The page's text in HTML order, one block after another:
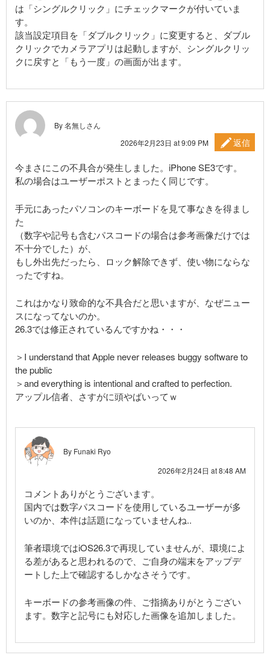
は「シングルクリック」にチェックマークが付いていま
す。
該当設定項目を「ダブルクリック」に変更すると、ダブル
クリックでカメラアプリは起動しますが、シングルクリッ
クに戻すと「もう一度」の画面が出ます。
By 名無しさん
2026年2月23日 at 9:09 PM
返信
今まさにこの不具合が発生しました。iPhone SE3です。
私の場合はユーザーポストとまったく同じです。
手元にあったパソコンのキーボードを見て事なきを得まし
た
（数字や記号も含むパスコードの場合は参考画像だけでは
不十分でした）が、
もし外出先だったら、ロック解除できず、使い物にならな
ったですね。
これはかなり致命的な不具合だと思いますが、なぜニュー
スになってないのか。
26.3では修正されているんですかね・・・
＞I understand that Apple never releases buggy software to
the public
＞and everything is intentional and crafted to perfection.
アップル信者、さすがに頭やばいってｗ
By Funaki Ryo
2026年2月24日 at 8:48 AM
コメントありがとうございます。
国内では数字パスコードを使用しているユーザーが多
いのか、本件は話題になっていませんね..
筆者環境ではiOS26.3で再現していませんが、環境によ
る差があると思われるので、ご自身の端末をアップデ
ートした上で確認するしかなさそうです。
キーボードの参考画像の件、ご指摘ありがとうござい
ます。数字と記号にも対応した画像を追加しました。